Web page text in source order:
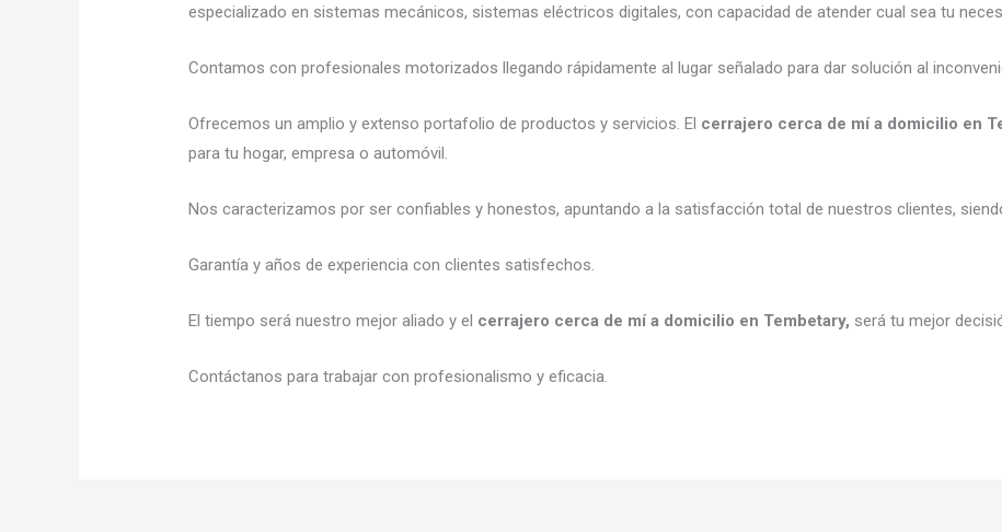
especializado en sistemas mecánicos, sistemas eléctricos digitales, con capacidad de atender cual sea tu
Contamos con profesionales motorizados llegando rápidamente al lugar señalado para dar solución al
Ofrecemos un amplio y extenso portafolio de productos y servicios. El cerrajero cerca de mí a domicilio en
para tu hogar, empresa o automóvil.
Nos caracterizamos por ser confiables y honestos, apuntando a la satisfacción total de nuestros clientes,
Garantía y años de experiencia con clientes satisfechos.
El tiempo será nuestro mejor aliado y el cerrajero cerca de mí a domicilio en Tembetary, será tu mejor
Contáctanos para trabajar con profesionalismo y eficacia.